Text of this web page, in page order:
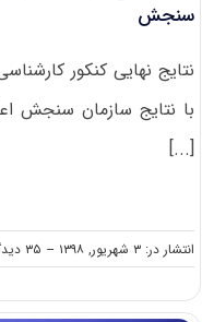
سنجش
با نتایج سازمان سنجش
[...]
انتشار در: ۳ شهریور, ۱۳۹۸ -- ۳۵ دیدگاه